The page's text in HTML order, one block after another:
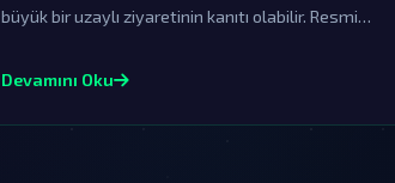
büyük bir uzaylı ziyaretinin kanıtı olabilir. Resmi
dünya dışı varlıkların varlığını sorgulatmaktadır.
Devamını Oku